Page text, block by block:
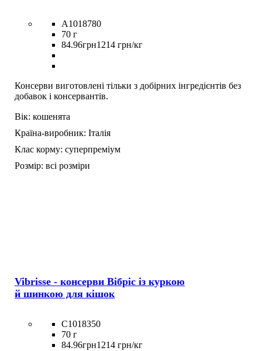
A1018780
70 г
84.96грн1214 грн/кг
Консерви виготовлені тільки з добірних інгредієнтів без
добавок і консервантів.
Вік: кошенята
Країна-виробник: Італія
Клас корму: суперпреміум
Розмір: всі розміри
Vibrisse - консерви Вібріс із куркою
й шинкою для кішок
C1018350
70 г
84.96грн1214 грн/кг